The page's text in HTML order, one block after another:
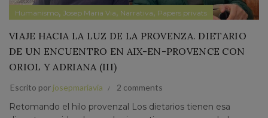
Humanismo, Josep Maria Via, Narrativa, Papers privats
VIAJE HACIA LA LUZ DE LA PROVENZA. DIETARIO
DE UN ENCUENTRO EN AIX-EN-PROVENCE CON
ORIOL Y ADRIANA (III)
Escrito por josepmariavia 2 comments
Retomando el hilo provenzal Los dietarios tienen esa